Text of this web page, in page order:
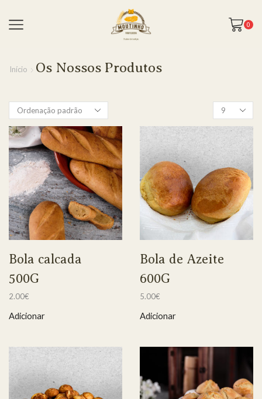
0
Início Os Nossos Produtos
Bola calcada
500G
2.00€
Adicionar
Bola de Azeite
600G
5.00€
Adicionar